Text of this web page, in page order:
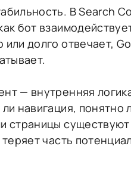
В Search
бот
или долго отвечает,
— внутренняя
навигация, понятно
страницы
часть